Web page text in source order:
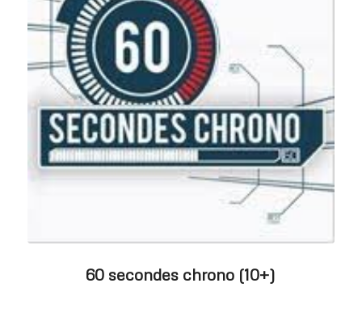
60 secondes chrono (10+)